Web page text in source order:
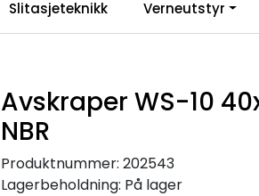
Slitasjeteknikk Verneutstyr
Avskraper WS-10
NBR
Produktnummer: 202543
Lagerbeholdning: På lager